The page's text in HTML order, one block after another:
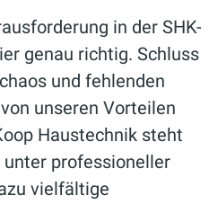
in der SHK-
genau richtig. Schluss
und fehlenden
unseren Vorteilen
Haustechnik steht
professioneller
vielfältige